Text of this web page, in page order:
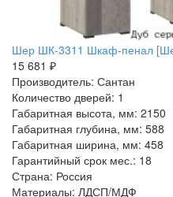
Шер ШК-3311 Шкаф-пенал
15 681 ₽
Производитель: Сантан
Количество дверей: 1
Габаритная высота, мм: 2150
Габаритная глубина, мм: 588
Габаритная ширина, мм: 458
Гарантийный срок мес.: 18
Страна: Россия
Материалы: ЛДСП/МДФ